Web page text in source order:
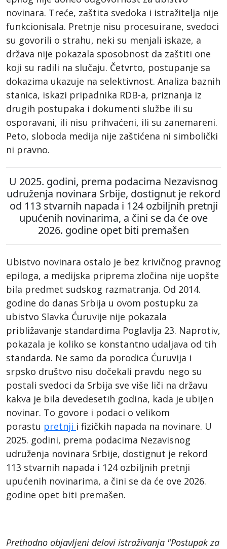
novinara. Treće, zaštita svedoka i istražitelja nije
funkcionisala. Pretnje nisu procesuirane, svedoci
su govorili o strahu, neki su menjali iskaze, a
država nije pokazala sposobnost da zaštiti one
koji su radili na slučaju. Četvrto, postupanje sa
dokazima ukazuje na selektivnost. Analiza baznih
stanica, iskazi pripadnika RDB-a, priznanja iz
drugih postupaka i dokumenti službe ili su
osporavani, ili nisu prihvaćeni, ili su zanemareni.
Peto, sloboda medija nije zaštićena ni simbolički
ni pravno.
U 2025. godini, prema podacima Nezavisnog
udruženja novinara Srbije, dostignut je rekord
od 113 stvarnih napada i 124 ozbiljnih pretnji
upućenih novinarima, a čini se da će ove
2026. godine opet biti premašen
Ubistvo novinara ostalo je bez krivičnog pravnog
epiloga, a medijska priprema zločina nije uopšte
bila predmet sudskog razmatranja. Od 2014.
godine do danas Srbija u ovom postupku za
ubistvo Slavka Ćuruvije nije pokazala
približavanje standardima Poglavlja 23. Naprotiv,
pokazala je koliko se konstantno udaljava od tih
standarda. Ne samo da porodica Ćuruvija i
srpsko društvo nisu dočekali pravdu nego su
postali svedoci da Srbija sve više liči na državu
kakva je bila devedesetih godina, kada je ubijen
novinar. To govore i podaci o velikom
porastu pretnji i fizičkih napada na novinare. U
2025. godini, prema podacima Nezavisnog
udruženja novinara Srbije, dostignut je rekord
113 stvarnih napada i 124 ozbiljnih pretnji
upućenih novinarima, a čini se da će ove 2026.
godine opet biti premašen.
Prethodno objavljeni delovi istraživanja "Postupak za